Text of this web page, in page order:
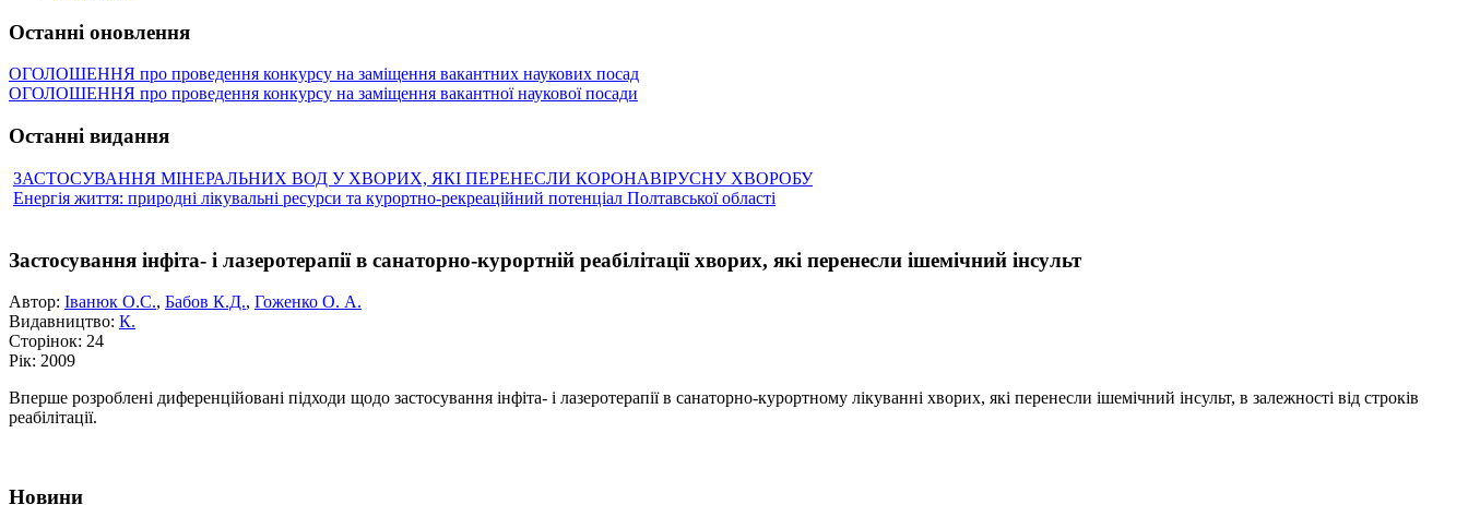
Останні оновлення
ОГОЛОШЕННЯ про проведення конкурсу на заміщення вакантних наукових посад
ОГОЛОШЕННЯ про проведення конкурсу на заміщення вакантної наукової посади
Останні видання
ЗАСТОСУВАННЯ МІНЕРАЛЬНИХ ВОД У ХВОРИХ, ЯКІ ПЕРЕНЕСЛИ КОРОНАВІРУСНУ ХВОРОБУ
Енергія життя: природні лікувальні ресурси та курортно-рекреаційний потенціал Полтавської області
Застосування інфіта- і лазеротерапії в санаторно-курортній реабілітації хворих, які перенесли ішемічний інсульт
Автор: Іванюк О.C., Бабов К.Д., Гоженко О. А.
Видавництво: К.
Сторінок: 24
Рік: 2009
Вперше розроблені диференційовані підходи щодо застосування інфіта- і лазеротерапії в санаторно-курортному лікуванні хворих, які перенесли ішемічний інсульт, в залежності від строків
реабілітації.
Новини